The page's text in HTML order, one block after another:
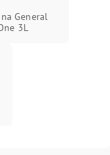
General
3L